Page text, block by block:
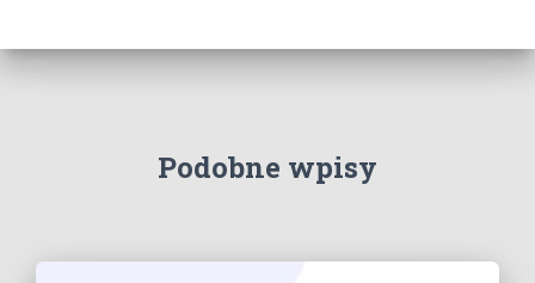
Podobne wpisy